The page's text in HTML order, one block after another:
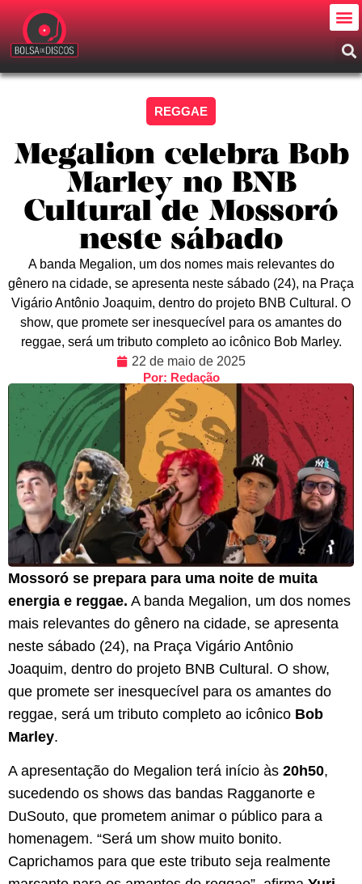
REGGAE
Megalion celebra Bob
Marley no BNB
Cultural de Mossoró
neste sábado
A banda Megalion, um dos nomes mais relevantes do
gênero na cidade, se apresenta neste sábado (24), na Praça
Vigário Antônio Joaquim, dentro do projeto BNB Cultural. O
show, que promete ser inesquecível para os amantes do
reggae, será um tributo completo ao icônico Bob Marley.
22 de maio de 2025
Por: Redação
Mossoró se prepara para uma noite de muita
energia e reggae. A banda Megalion, um dos nomes
mais relevantes do gênero na cidade, se apresenta
neste sábado (24), na Praça Vigário Antônio
Joaquim, dentro do projeto BNB Cultural. O show,
que promete ser inesquecível para os amantes do
reggae, será um tributo completo ao icônico Bob
Marley.
A apresentação do Megalion terá início às 20h50,
sucedendo os shows das bandas Ragganorte e
DuSouto, que prometem animar o público para a
homenagem. “Será um show muito bonito.
Caprichamos para que este tributo seja realmente